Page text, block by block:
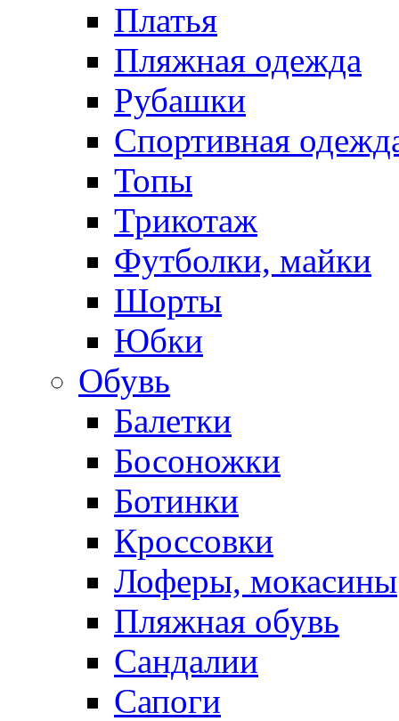
Платья
Пляжная одежда
Рубашки
Спортивная
Топы
Трикотаж
Футболки, майки
Шорты
Юбки
Обувь
Балетки
Босоножки
Ботинки
Кроссовки
Лоферы, мокасины
Пляжная обувь
Сандалии
Сапоги